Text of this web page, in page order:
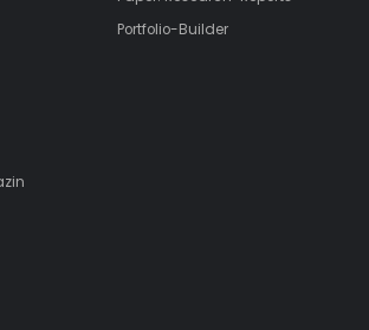
Portfolio-Builder